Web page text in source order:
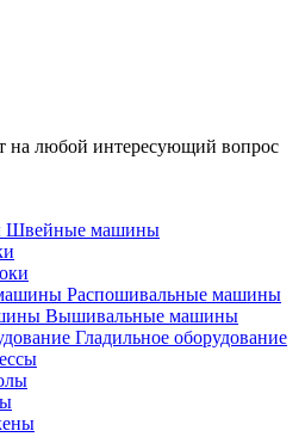
на любой интересующий вопрос
Швейные машины
Распошивальные машины
Вышивальные машины
Гладильное оборудование